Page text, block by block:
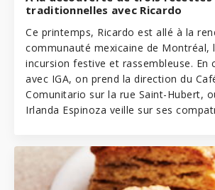
traditionnelles avec Ricardo
Ce printemps, Ricardo est allé à la
communauté mexicaine de Montréal,
incursion festive et rassembleuse. En
avec IGA, on prend la direction du
Comunitario sur la rue Saint-Hubert,
Irlanda Espinoza veille sur ses